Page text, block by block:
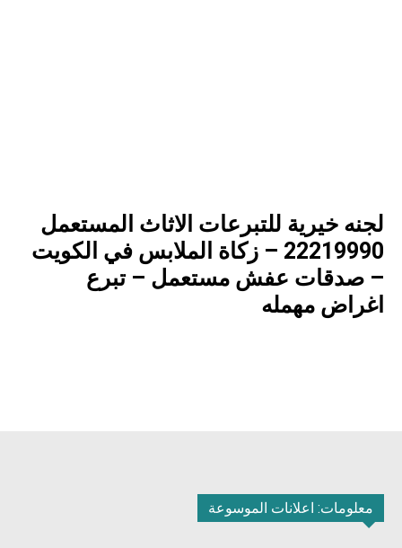
لجنه خيرية للتبرعات الاثاث المستعمل
22219990 – زكاة الملابس في الكويت
– صدقات عفش مستعمل – تبرع
اغراض مهمله
معلومات: اعلانات الموسوعة